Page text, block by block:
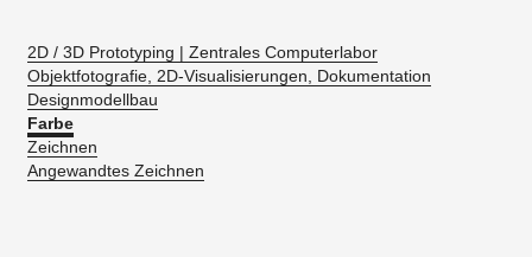
2D / 3D Prototyping | Zentrales Computerlabor
Objektfotografie, 2D-Visualisierungen, Dokumentation
Designmodellbau
Farbe
Zeichnen
Angewandtes Zeichnen